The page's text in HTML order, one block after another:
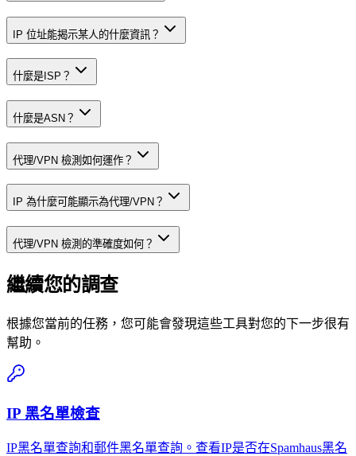
IP 位址能揭示某人的什麼資訊？
什麼是ISP？
什麼是ASN？
代理/VPN 檢測如何運作？
IP 為什麼可能顯示為代理/VPN？
代理/VPN 檢測的準確度如何？
繼續您的調查
根據您當前的任務，您可能會發現這些工具對您的下一步很有
幫助。
IP 黑名單檢查
IP黑名單查詢和郵件黑名單查詢。查看IP是否在Spamhaus黑名